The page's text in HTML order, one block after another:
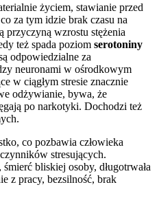
życiem, stawianie przed
za tym idzie brak czasu na
przyczyną wzrostu stężenia
też spada poziom serotoniny
odpowiedzialne za
neuronami w ośrodkowym
w ciągłym stresie znacznie
odżywianie, bywa, że
po narkotyki. Dochodzi też
co pozbawia człowieka
stresujących.
bliskiej osoby, długotrwała
z pracy, bezsilność, brak